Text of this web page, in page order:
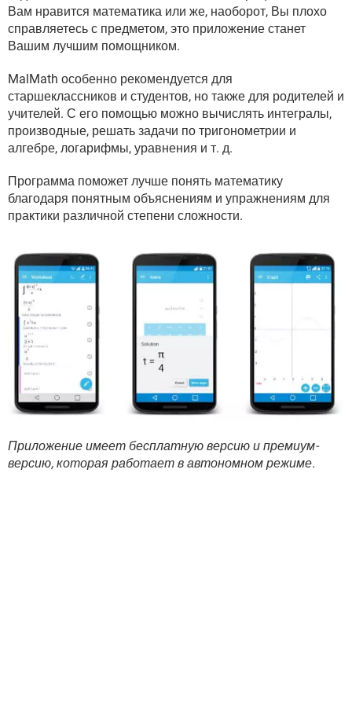
YANDEX
Вам нравится математика или же, наоборот, Вы плохо
справляетесь с предметом, это приложение станет
Вашим лучшим помощником.
MalMath особенно рекомендуется для
старшеклассников и студентов, но также для родителей и
учителей. С его помощью можно вычислять интегралы,
производные, решать задачи по тригонометрии и
алгебре, логарифмы, уравнения и т. д.
Программа поможет лучше понять математику
благодаря понятным объяснениям и упражнениям для
практики различной степени сложности.
Приложение имеет бесплатную версию и премиум-
версию, которая работает в автономном режиме.